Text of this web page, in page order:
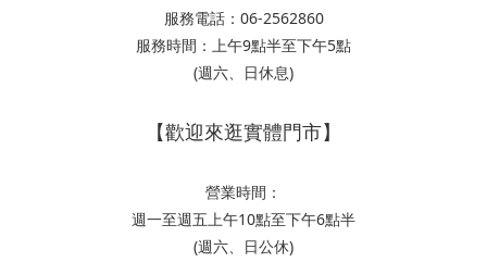
服務電話：06-2562860
服務時間：上午9點半至下午5點
(週六、日休息)
【歡迎來逛實體門市】
營業時間：
週一至週五上午10點至下午6點半
(週六、日公休)